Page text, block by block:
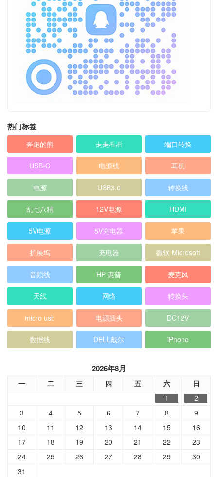
热门标签
奔跑的熊 走走看看 端口转换
USB-C 电源线 耳机
电源 USB3.0 转换线
乱七八糟 12V电源 HDMI
5V电源 5V充电器 苹果
扩展坞 充电器 微软 Microsoft
音频线 HP 惠普 麦克风
天线 网络 转换头
micro usb 电源插头 DC12V
数据线 DELL戴尔 iPhone
2026年8月
一 二 三 四 五 六 日
1
2
3
4 5 6 7 8
9
10
11 12 13 14 15
16
17
18 19 20 21 22
23
24
25 26 27 28 29
30
31